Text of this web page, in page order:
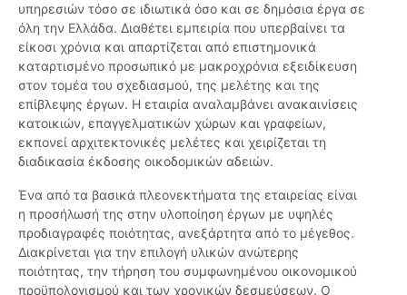
υπηρεσιών τόσο σε ιδιωτικά όσο και σε δημόσια έργα σε
όλη την Ελλάδα. Διαθέτει εμπειρία που υπερβαίνει τα
είκοσι χρόνια και απαρτίζεται από επιστημονικά
καταρτισμένο προσωπικό με μακροχρόνια εξειδίκευση
στον τομέα του σχεδιασμού, της μελέτης και της
επίβλεψης έργων. Η εταιρία αναλαμβάνει ανακαινίσεις
κατοικιών, επαγγελματικών χώρων και γραφείων,
εκπονεί αρχιτεκτονικές μελέτες και χειρίζεται τη
διαδικασία έκδοσης οικοδομικών αδειών.
Ένα από τα βασικά πλεονεκτήματα της εταιρείας είναι
η προσήλωσή της στην υλοποίηση έργων με υψηλές
προδιαγραφές ποιότητας, ανεξάρτητα από το μέγεθος.
Διακρίνεται για την επιλογή υλικών ανώτερης
ποιότητας, την τήρηση του συμφωνημένου οικονομικού
προϋπολογισμού και των χρονικών δεσμεύσεων. Ο